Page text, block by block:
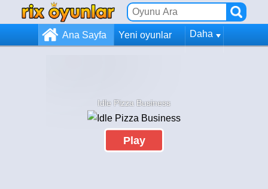
Ana Sayfa Yeni oyunlar Daha
Idle Pizza Business
Play